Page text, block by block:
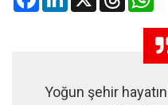
Yoğun şehir